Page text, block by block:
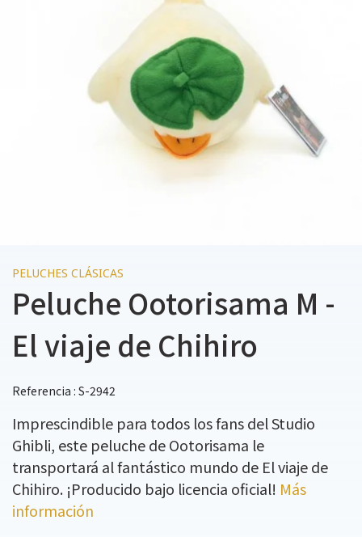
PELUCHES CLÁSICAS
Peluche Ootorisama M -
El viaje de Chihiro
Referencia : S-2942
Imprescindible para todos los fans del Studio
Ghibli, este peluche de Ootorisama le
transportará al fantástico mundo de El viaje de
Chihiro. ¡Producido bajo licencia oficial! Más
información